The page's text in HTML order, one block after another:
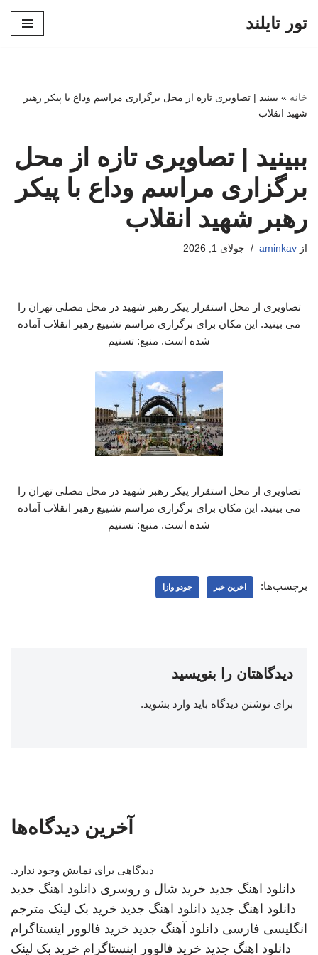
تور تایلند
خانه » ببینید | تصاویری تازه از محل برگزاری مراسم وداع با پیکر رهبر
شهید انقلاب
ببینید | تصاویری تازه از محل
برگزاری مراسم وداع با پیکر
رهبر شهید انقلاب
از aminkav جولای 1, 2026
تصاویری از محل استقرار پیکر رهبر شهید در محل مصلی تهران را
می بینید. این مکان برای برگزاری مراسم تشییع رهبر انقلاب آماده
شده است. منبع: تسنیم
تصاویری از محل استقرار پیکر رهبر شهید در محل مصلی تهران را
می بینید. این مکان برای برگزاری مراسم تشییع رهبر انقلاب آماده
شده است. منبع: تسنیم
برچسب‌ها: اخرین خبر جودو وازا
دیدگاهتان را بنویسید
برای نوشتن دیدگاه باید وارد بشوید.
آخرین دیدگاه‌ها
دیدگاهی برای نمایش وجود ندارد.
دانلود اهنگ جدید خرید شال و روسری دانلود اهنگ جدید
دانلود اهنگ جدید دانلود اهنگ جدید خرید بک لینک مترجم
انگلیسی فارسی دانلود آهنگ جدید خرید فالوور اینستاگرام
دانلود اهنگ جدید خرید فالوور اینستاگرام خرید بک لینک